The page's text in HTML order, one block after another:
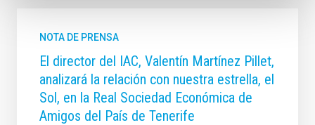
NOTA DE PRENSA
El director del IAC, Valentín Martínez Pillet,
analizará la relación con nuestra estrella, el
Sol, en la Real Sociedad Económica de
Amigos del País de Tenerife